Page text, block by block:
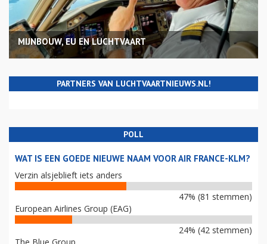
MIJNBOUW, EU EN LUCHTVAART
PARTNERS VAN LUCHTVAARTNIEUWS.NL!
POLL
WAT IS EEN GOEDE NIEUWE NAAM VOOR AIR FRANCE-KLM?
Verzin alsjeblieft iets anders
47% (81 stemmen)
European Airlines Group (EAG)
24% (42 stemmen)